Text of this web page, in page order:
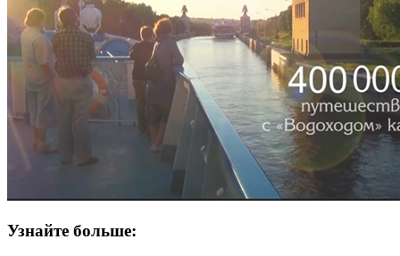
Узнайте больше: